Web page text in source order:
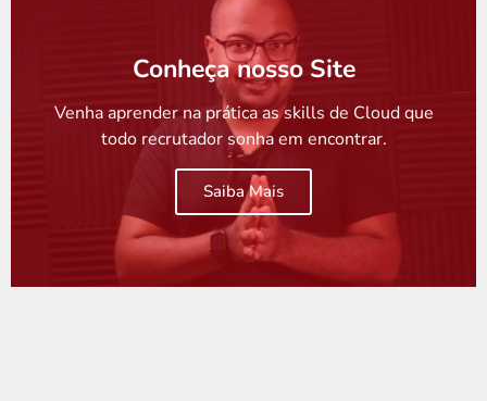
Conheça nosso Site
Venha aprender na prática as skills de Cloud que
todo recrutador sonha em encontrar.
Saiba Mais